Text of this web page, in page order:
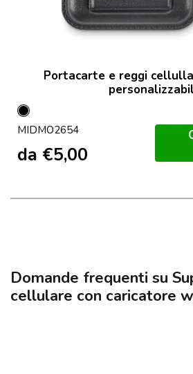
Portacarte e reggi
Nero
MIDMO2654
da €5,00
Domande frequenti su
cellulare con caricatore